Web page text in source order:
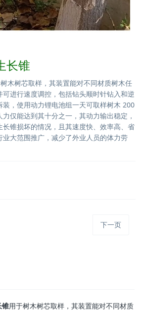
长锥
木树芯取样，其装置能对不同材质树木任
进行速度调控，包括钻头顺时针钻入和逆
装，使用动力锂电池组一天可取样树木 200
仅能达到其十分之一，其动力输出稳定，
锥损坏的情况，且其速度快、效率高、省
大范围推广，减少了外业人员的体力劳
下一页
锥用于树木树芯取样，其装置能对不同材质